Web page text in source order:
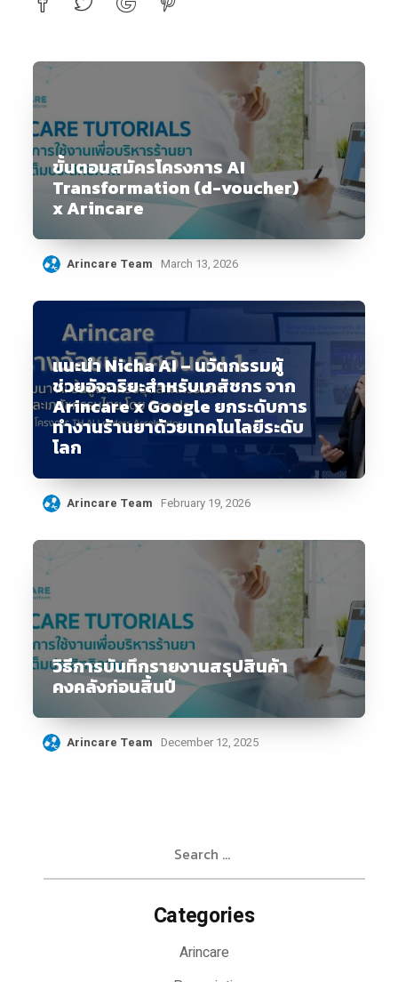
ขั้นตอนสมัครโครงการ AI
Transformation (d-voucher)
x Arincare
Arincare Team March 13, 2026
แนะนำ Nicha AI – นวัตกรรมผู้
ช่วยอัจฉริยะสำหรับเภสัชกร จาก
Arincare x Google ยกระดับการ
ทำงานร้านยาด้วยเทคโนโลยีระดับ
โลก
Arincare Team February 19, 2026
วิธีการบันทึกรายงานสรุปสินค้า
คงคลังก่อนสิ้นปี
Arincare Team December 12, 2025
Categories
Arincare